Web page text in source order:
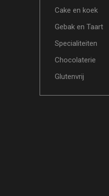
Cake en koek
Gebak en Taart
Specialiteiten
Chocolaterie
Glutenvrij